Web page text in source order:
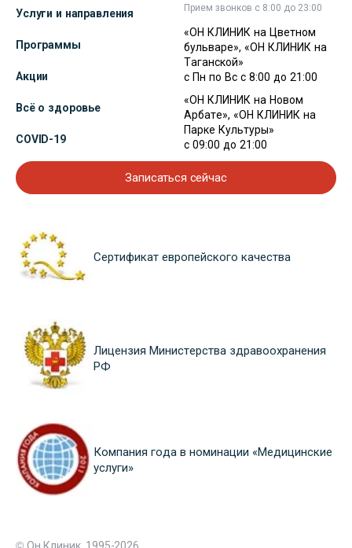
Услуги и направления
Программы
Акции
Всё о здоровье
COVID-19
Прием звонков с 8:00 до 23:00
«ОН КЛИНИК на Цветном
бульваре», «ОН КЛИНИК на
Таганской»
с Пн по Вс с 8:00 до 21:00
«ОН КЛИНИК на Новом
Арбате», «ОН КЛИНИК на
Парке Культуры»
с 09:00 до 21:00
Записаться сейчас
Сертификат европейского качества
Лицензия Министерства здравоохранения
РФ
Компания года в номинации «Медицинские
услуги»